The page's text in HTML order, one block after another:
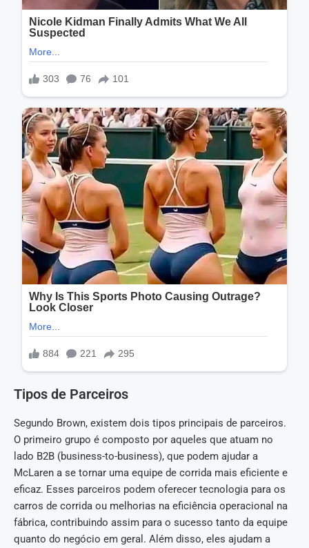
Tipos de Parceiros
Segundo Brown, existem dois tipos principais de parceiros.
O primeiro grupo é composto por aqueles que atuam no
lado B2B (business-to-business), que podem ajudar a
McLaren a se tornar uma equipe de corrida mais eficiente e
eficaz. Esses parceiros podem oferecer tecnologia para os
carros de corrida ou melhorias na eficiência operacional na
fábrica, contribuindo assim para o sucesso tanto da equipe
quanto do negócio em geral. Além disso, eles ajudam a